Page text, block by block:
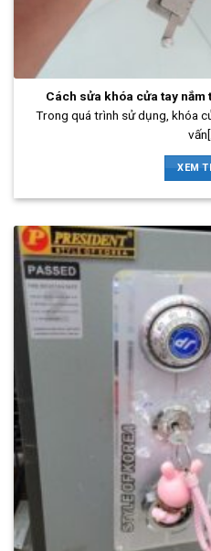
Cách sửa khóa cửa tay
Trong quá trình sử dụng, khóa
XEM